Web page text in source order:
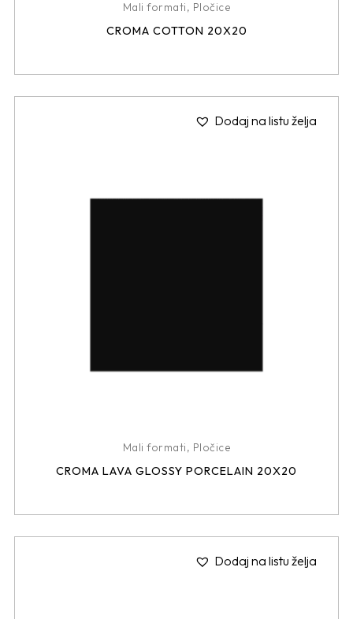
Mali formati, Pločice
CROMA COTTON 20X20
Dodaj na listu želja
Mali formati, Pločice
CROMA LAVA GLOSSY PORCELAIN 20X20
Dodaj na listu želja